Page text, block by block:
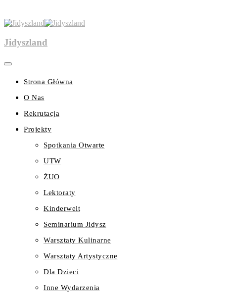
Jidyszland
Strona Główna
O Nas
Rekrutacja
Projekty
Spotkania Otwarte
UTW
ŻUO
Lektoraty
Kinderwelt
Seminarium Jidysz
Warsztaty Kulinarne
Warsztaty Artystyczne
Dla Dzieci
Inne Wydarzenia